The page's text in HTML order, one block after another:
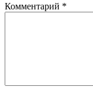
Комментарий *